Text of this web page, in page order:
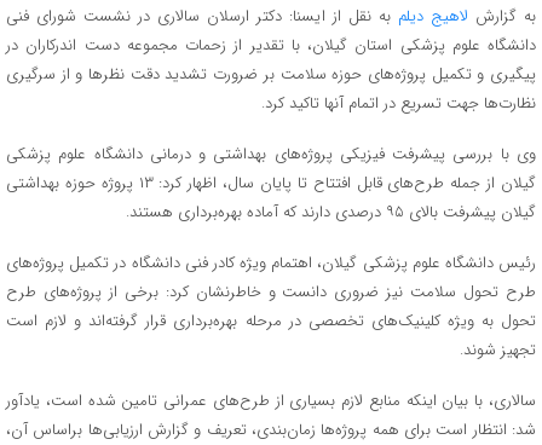
به گزارش لاهیج دیلم به نقل از ایسنا: دکتر ارسلان سالاری در نشست شورای فنی
دانشگاه علوم پزشکی استان گیلان، با تقدیر از زحمات مجموعه دست اندرکاران در
پیگیری و تکمیل پروژه‌های حوزه سلامت بر ضرورت تشدید دقت نظرها و از سرگیری
نظارت‌ها جهت تسریع در اتمام آنها تاکید کرد.
وی با بررسی پیشرفت فیزیکی پروژه‌های بهداشتی و درمانی دانشگاه علوم پزشکی
گیلان از جمله طرح‌های قابل افتتاح تا پایان سال، اظهار کرد: ۱۳ پروژه حوزه بهداشتی
گیلان پیشرفت بالای ۹۵ درصدی دارند که آماده بهره‌برداری هستند.
رئیس دانشگاه علوم پزشکی گیلان، اهتمام ویژه کادر فنی دانشگاه در تکمیل پروژه‌های
طرح تحول سلامت نیز ضروری دانست و خاطرنشان کرد: برخی از پروژه‌های طرح
تحول به ویژه کلینیک‌های تخصصی در مرحله بهره‌برداری قرار گرفته‌اند و لازم است
تجهیز شوند.
سالاری، با بیان اینکه منابع لازم بسیاری از طرح‌های عمرانی تامین شده است، یادآور
شد: انتظار است برای همه پروژه‌ها زمان‌بندی، تعریف و گزارش ارزیابی‌ها براساس آن،